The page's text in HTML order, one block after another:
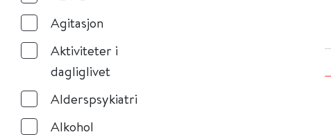
Agitasjon
Aktiviteter i
dagliglivet
Alderspsykiatri
Alkohol